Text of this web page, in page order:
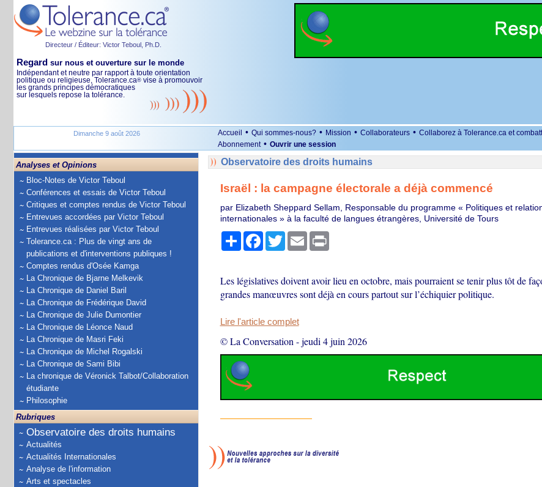
Directeur / Éditeur: Victor Teboul, Ph.D.
Regard sur nous et ouverture sur le monde
Indépendant et neutre par rapport à toute orientation
politique ou religieuse, Tolerance.ca® vise à promouvoir
les grands principes démocratiques
sur lesquels repose la tolérance.
Dimanche 9 août 2026 Accueil • Qui sommes-nous? • Mission • Collaborateurs • Collaborez à Tolerance.ca et
Abonnement • Ouvrir une session
Analyses et Opinions
Bloc-Notes de Victor Teboul
Conférences et essais de Victor Teboul
Critiques et comptes rendus de Victor Teboul
Entrevues accordées par Victor Teboul
Entrevues réalisées par Victor Teboul
Tolerance.ca : Plus de vingt ans de
publications et d'interventions publiques !
Comptes rendus d'Osée Kamga
La Chronique de Bjarne Melkevik
La Chronique de Daniel Baril
La Chronique de Frédérique David
La Chronique de Julie Dumontier
La Chronique de Léonce Naud
La Chronique de Masri Feki
La Chronique de Michel Rogalski
La Chronique de Sami Bibi
La chronique de Véronick Talbot/Collaboration
étudiante
Philosophie
Rubriques
Observatoire des droits humains
Actualités
Actualités Internationales
Analyse de l'information
Arts et spectacles
Observatoire des droits humains
Israël : la campagne électorale a déjà commencé
par Elizabeth Sheppard Sellam, Responsable du programme « Politiques et
internationales » à la faculté de langues étrangères, Université de Tours
PartagerFacebook
TwitterEmail Print
Les législatives doivent avoir lieu en octobre, mais pourraient se tenir plus tôt de
grandes manœuvres sont déjà en cours partout sur l’échiquier politique.
Lire l'article complet
© La Conversation -jeudi 4 juin 2026